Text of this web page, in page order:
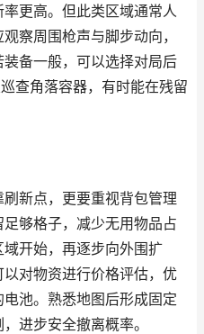
更高。但此类区域通常人
察周围枪声与脚步动向，
备一般，可以选择对局后
查角落容器，有时能在残留
新点，更要重视背包管理
够格子，减少无用物品占
开始，再逐步向外围扩
对物资进行价格评估，优
池。熟悉地图后形成固定
进步安全撤离概率。